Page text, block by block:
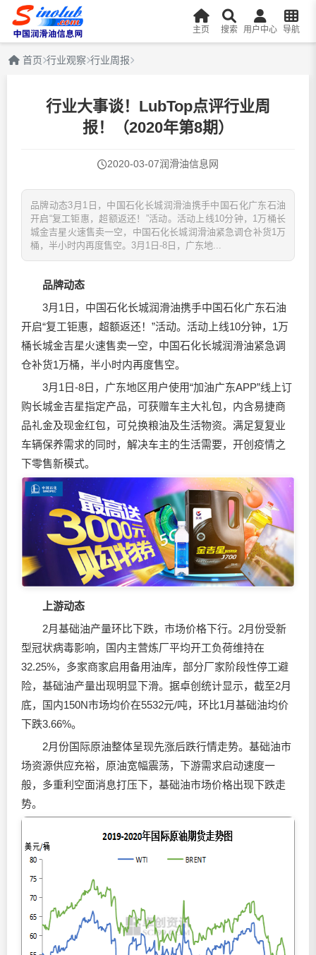
主页 搜索 用户中心 导航
首页 行业观察 行业周报
行业大事谈！LubTop点评行业周
报！（2020年第8期）
2020-03-07润滑油信息网
品牌动态3月1日，中国石化长城润滑油携手中国石化广东石油
开启“复工钜惠，超额返还！”活动。活动上线10分钟，1万桶长
城金吉星火速售卖一空，中国石化长城润滑油紧急调仓补货1万
桶，半小时内再度售空。3月1日-8日，广东地...
品牌动态
3月1日，中国石化长城润滑油携手中国石化广东石油
开启“复工钜惠，超额返还！”活动。活动上线10分钟，1万
桶长城金吉星火速售卖一空，中国石化长城润滑油紧急调
仓补货1万桶，半小时内再度售空。
3月1日-8日，广东地区用户使用“加油广东APP”线上订
购长城金吉星指定产品，可获赠车主大礼包，内含易捷商
品礼金及现金红包，可兑换粮油及生活物资。满足复复业
车辆保养需求的同时，解决车主的生活需要，开创疫情之
下零售新模式。
上游动态
2月基础油产量环比下跌，市场价格下行。2月份受新
型冠状病毒影响，国内主营炼厂平均开工负荷维持在
32.25%，多家商家启用备用油库，部分厂家阶段性停工避
险，基础油产量出现明显下滑。据卓创统计显示，截至2月
底，国内150N市场均价在5532元/吨，环比1月基础油均价
下跌3.66%。
2月份国际原油整体呈现先涨后跌行情走势。基础油市
场资源供应充裕，原油宽幅震荡，下游需求启动速度一
般，多重利空面消息打压下，基础油市场价格出现下跌走
势。